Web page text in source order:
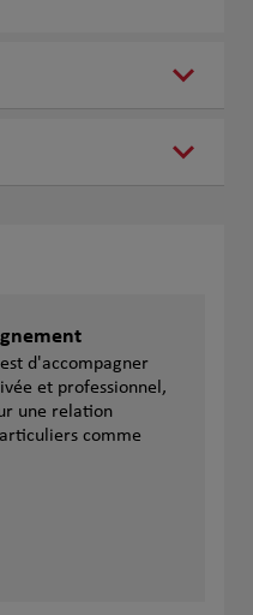
d'accompagner
et professionnel,
une relation
comme